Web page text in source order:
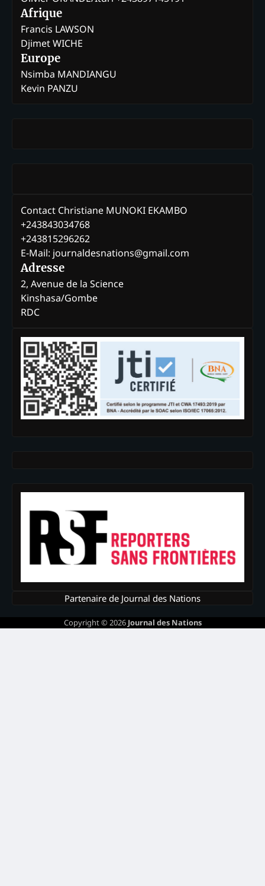
Afrique
Francis LAWSON
Djimet WICHE
Europe
Nsimba MANDIANGU
Kevin PANZU
Contact Christiane MUNOKI EKAMBO
+243843034768
+243815296262
E-Mail: journaldesnations@gmail.com
Adresse
2, Avenue de la Science
Kinshasa/Gombe
RDC
Partenaire de Journal des Nations
Copyright © 2026 Journal des Nations